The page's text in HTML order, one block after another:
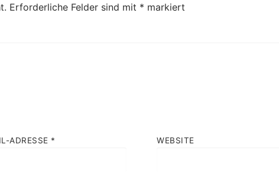
Erforderliche Felder sind mit * markiert
ADRESSE * WEBSITE